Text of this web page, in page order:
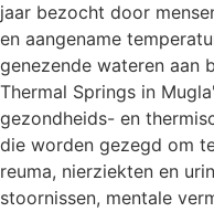
jaar bezocht door
en aangename
genezende wateren aan
Thermal Springs in
gezondheids- en
die worden gezegd om
reuma, nierziekten en
stoornissen, mentale